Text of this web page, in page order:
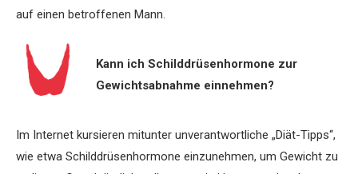
auf einen betroffenen Mann.
Kann ich Schild­drüsenhormone zur
Gewichtsabnahme einnehmen?
Im Internet kursieren mitunter unverantwortliche „Diät-Tipps“,
wie etwa Schilddrüsenhormone einzunehmen, um Gewicht zu